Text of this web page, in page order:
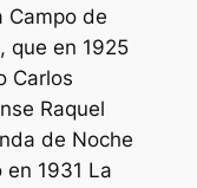
Campo de
que en 1925
Carlos
Raquel
de Noche
1931 La